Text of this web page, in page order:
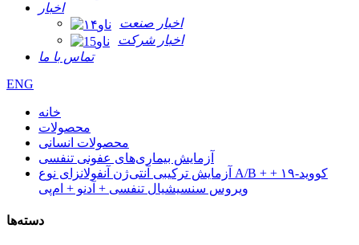
اخبار
اخبار صنعت
اخبار شرکت
تماس با ما
ENG
خانه
محصولات
محصولات انسانی
آزمایش بیماری‌های عفونی تنفسی
آزمایش ترکیبی آنتی‌ژن آنفولانزای نوع A/B + کووید-۱۹ +
ویروس سنسیشیال تنفسی + آدنو + ام‌پی
دسته‌ها